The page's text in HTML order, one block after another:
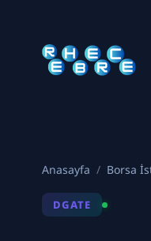
Anasayfa Borsa
DGATE